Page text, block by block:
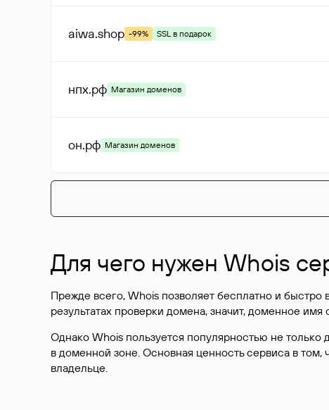
aiwa.shop -99% SSL в подарок
нпх.рф Магазин доменов
он.рф Магазин доменов
Для чего нужен Whois
Прежде всего, Whois позволяет бесплатно и
результатах проверки домена, значит, доменное
Однако Whois пользуется популярностью не
в доменной зоне. Основная ценность сервиса в
владельце.